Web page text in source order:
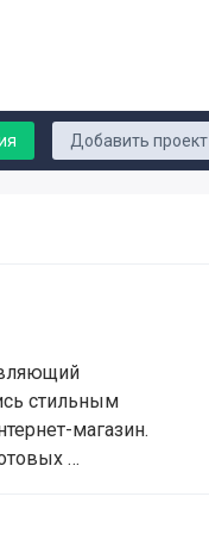
Добавить проект
стильным
магазин.
…